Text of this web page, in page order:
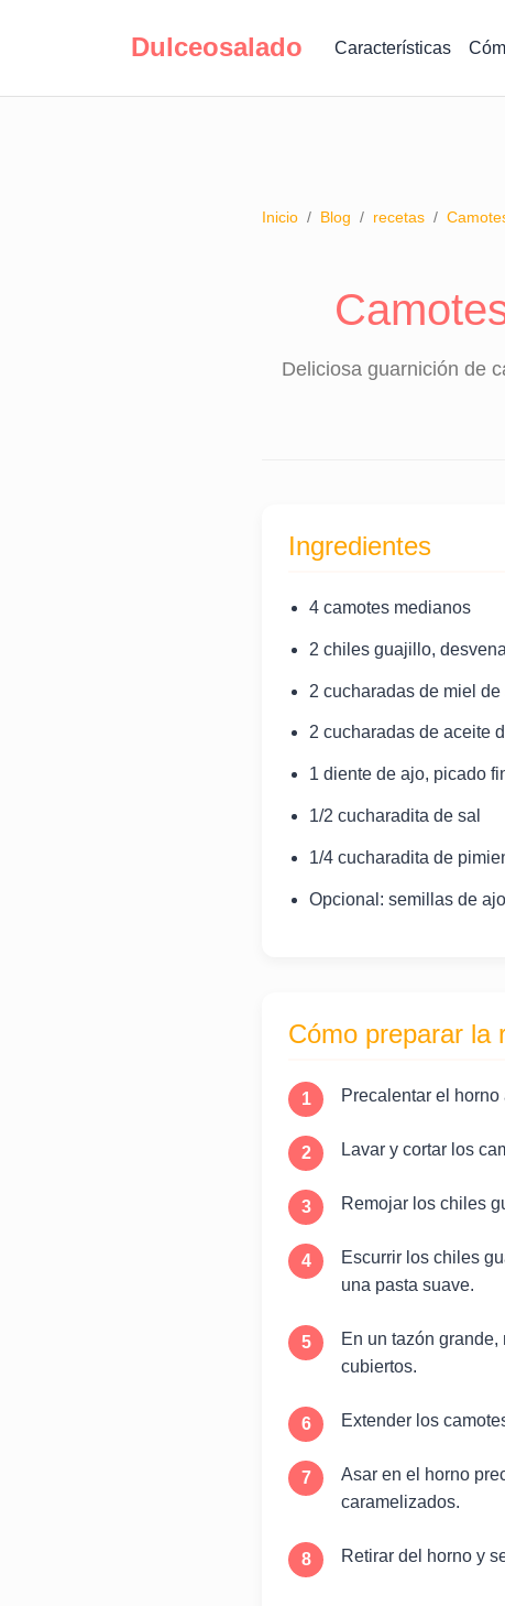
Dulceosalado Características
Inicio / Blog / recetas /
Deliciosa guarnición de
Ingredientes
4 camotes medianos
2 chiles guajillo,
2 cucharadas de miel de
2 cucharadas de aceite
1 diente de ajo, picado
1/2 cucharadita de sal
1/4 cucharadita de
Opcional: semillas de
Cómo preparar la
Precalentar el horno
Lavar y cortar los
Remojar los chiles
Escurrir los chiles
una pasta suave.
En un tazón
cubiertos.
Extender los
Asar en el horno
caramelizados.
Retirar del horno y